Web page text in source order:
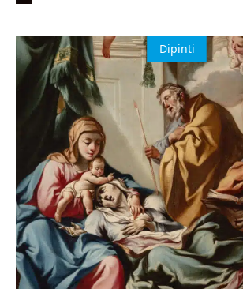
Dipinti